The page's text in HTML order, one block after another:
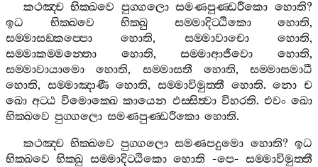
කථඤ‍්ච භික‍්ඛවෙ පුග‍්ගලො සමණපුණ‍්ඩරීකො හොති?
ඉධ
භික‍්ඛවෙ භික‍්ඛු සම‍්මාදිට‍්ඨිකො හොති,
සම‍්මාසඞ‍්කප‍්පො
හොති, සම‍්මාවාචො හොති,
සම‍්මාකම‍්මන‍්තො
හොති,සම‍්මාආජීවො හොති,
සම‍්මාවායාමො
හොති, සම‍්මාසතී හොති, සම‍්මාසමාධී
හොති, සම‍්මාඤාණී හොති,සම‍්මාවිමුත‍්තී හොති.නො ච
ඛො අට‍්ඨ විමොක‍්ඛෙ කායෙන ඵස‍්සිත්‍වා විහරති. එවං ඛො
භික‍්ඛවෙ පුග‍්ගලො සමණපුණ‍්ඩරීකො හොති.
කථඤ‍්ච භික‍්ඛවෙ පුග‍්ගලො සමණපදුමො හොති?ඉධ
භික‍්ඛවෙ භික‍්ඛු සම‍්මාදිට‍්ඨිකො හොති -පෙ-සම‍්මාවිමුත‍්තී